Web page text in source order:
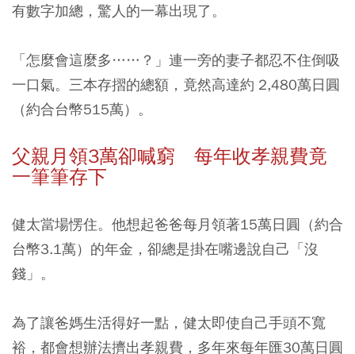
有數字加總，驚人的一幕出現了。
「怎麼會這麼多……？」連一旁的妻子都忍不住倒吸
一口氣。三本存摺的總額，竟然高達約 2,480萬日圓
（約合台幣515萬）。
父親月領3萬卻喊窮 每年收孝親費竟
一筆筆存下
健太當場愣住。他想起爸爸每月領著15萬日圓（約合
台幣3.1萬）的年金，卻總是掛在嘴邊說自己「沒
錢」。
為了讓爸媽生活得好一點，健太即使自己手頭不寬
裕，都會想辦法擠出孝親費，多年來每年匯30萬日圓